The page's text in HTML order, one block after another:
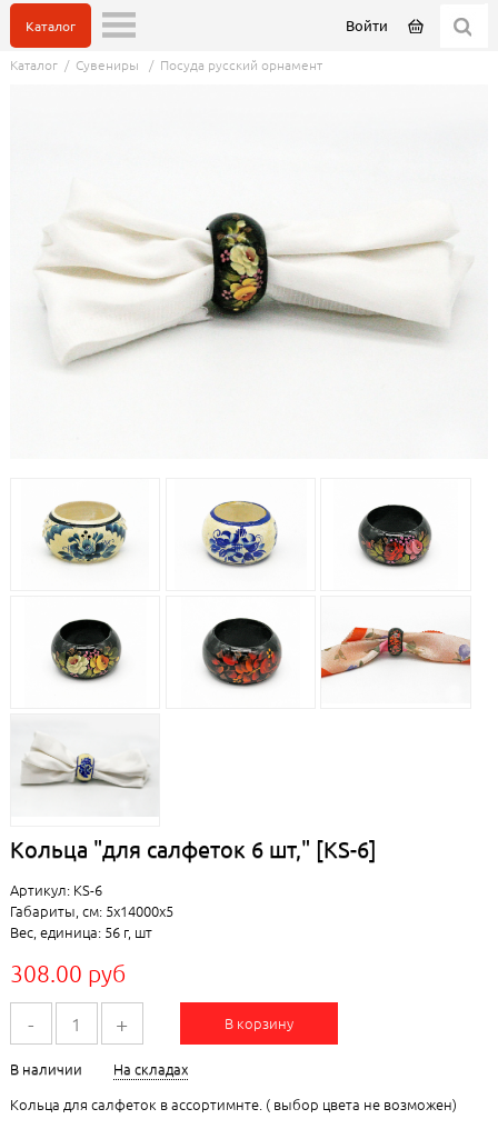
Войти
Каталог
Каталог/ Сувениры / Посуда русский орнамент
Кольца "для салфеток 6 шт," [KS-6]
Артикул: KS-6
Габариты, см: 5x14000x5
Вес, единица: 56 г, шт
308.00 руб
- + В корзину
В наличии
На складах
Кольца для салфеток в ассортимнте. ( выбор цвета не возможен)